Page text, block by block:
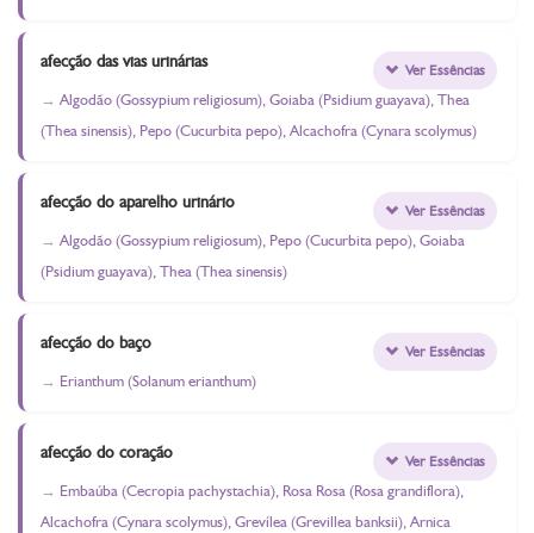
afecção das vias urinárias
Algodão (Gossypium religiosum), Goiaba (Psidium guayava), Thea
(Thea sinensis), Pepo (Cucurbita pepo), Alcachofra (Cynara scolymus)
Ver Essências
afecção do aparelho urinário
Algodão (Gossypium religiosum), Pepo (Cucurbita pepo), Goiaba
(Psidium guayava), Thea (Thea sinensis)
Ver Essências
afecção do baço
Erianthum (Solanum erianthum)
Ver Essências
afecção do coração
Embaúba (Cecropia pachystachia), Rosa Rosa (Rosa grandiflora),
Alcachofra (Cynara scolymus), Grevílea (Grevillea banksii), Arnica
Ver Essências